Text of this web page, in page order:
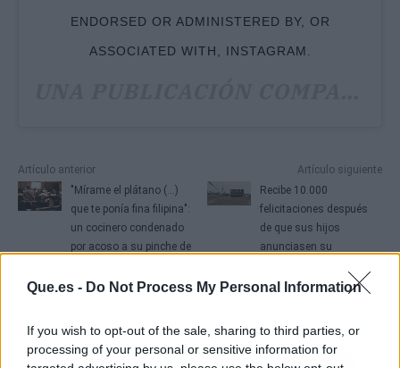
Que.es - Do Not Process My Personal Information
If you wish to opt-out of the sale, sharing to third parties, or
processing of your personal or sensitive information for
ENDORSED OR ADMINISTERED BY, OR
ASSOCIATED WITH, INSTAGRAM.
Artículo anterior
"Mírame el plátano (...)
que te ponía fina filipina":
un cocinero condenado
por acoso a su pinche de
Artículo siguiente
Recibe 10.000
felicitaciones después
de que sus hijos
anunciasen su
teléfono en una valla